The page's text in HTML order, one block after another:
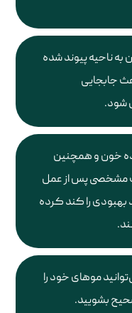
به ناحیه پیوند شده
جابجایی
شود.
خون و همچنین
مشخصی پس از عمل
بهبودی را کند کرده
موهای خود را
بشویید.